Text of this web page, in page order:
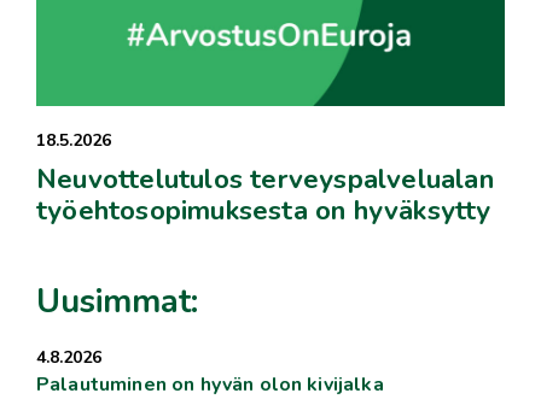
18.5.2026
Neuvottelutulos terveyspalvelualan
työehtosopimuksesta on hyväksytty
Uusimmat:
4.8.2026
Palautuminen on hyvän olon kivijalka